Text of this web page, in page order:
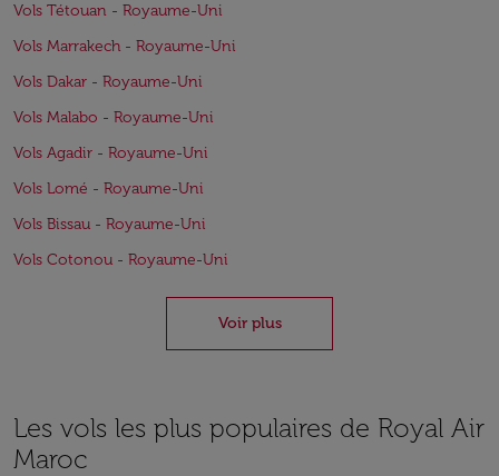
Vols Tétouan - Royaume-Uni
Vols Marrakech - Royaume-Uni
Vols Dakar - Royaume-Uni
Vols Malabo - Royaume-Uni
Vols Agadir - Royaume-Uni
Vols Lomé - Royaume-Uni
Vols Bissau - Royaume-Uni
Vols Cotonou - Royaume-Uni
Voir plus
Les vols les plus populaires de Royal Air
Maroc